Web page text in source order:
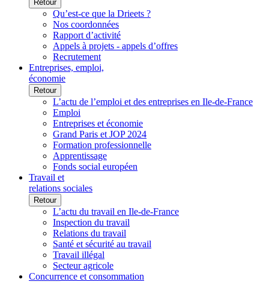
Retour
Qu’est-ce que la Drieets ?
Nos coordonnées
Rapport d’activité
Appels à projets - appels d’offres
Recrutement
Entreprises, emploi,
économie
Retour
L’actu de l’emploi et des entreprises en Ile-de-France
Emploi
Entreprises et économie
Grand Paris et JOP 2024
Formation professionnelle
Apprentissage
Fonds social européen
Travail et
relations sociales
Retour
L’actu du travail en Ile-de-France
Inspection du travail
Relations du travail
Santé et sécurité au travail
Travail illégal
Secteur agricole
Concurrence et consommation